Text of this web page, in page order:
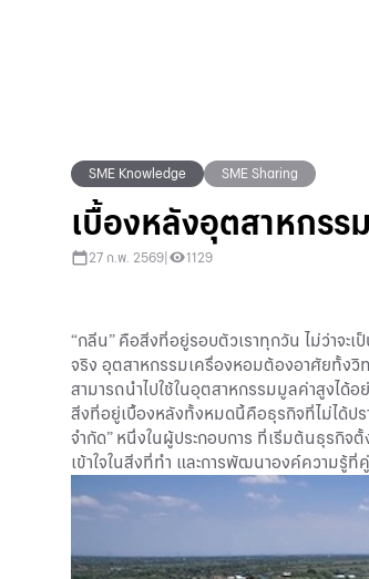
SME Knowledge SME Sharing
เบื้องหลังอุตสาหกร
27 ก.พ. 2569 1129
“กลิ่น” คือสิ่งที่อยู่รอบตัวเราทุกวัน ไม่ว่าจ
จริง อุตสาหกรรมเครื่องหอมต้องอาศัยทั้งวิ
สามารถนำไปใช้ในอุตสาหกรรมมูลค่าสูงได้อ
สิ่งที่อยู่เบื้องหลังทั้งหมดนี้คือธุรกิจที่ไม่ได้ป
จำกัด” หนึ่งในผู้ประกอบการ ที่เริ่มต้นธุรกิจ
เข้าใจในสิ่งที่ทำ และการพัฒนาองค์ความรู้ที่